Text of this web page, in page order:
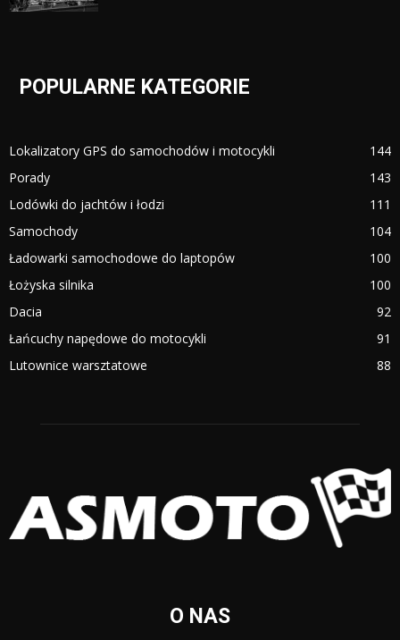
POPULARNE KATEGORIE
Lokalizatory GPS do samochodów i motocykli
144
Porady
143
Lodówki do jachtów i łodzi
111
Samochody
104
Ładowarki samochodowe do laptopów
100
Łożyska silnika
100
Dacia
92
Łańcuchy napędowe do motocykli
91
Lutownice warsztatowe
88
O NAS